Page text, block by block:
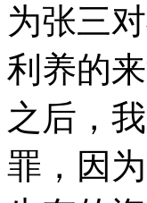
为张三
利养的
之后，
罪，因